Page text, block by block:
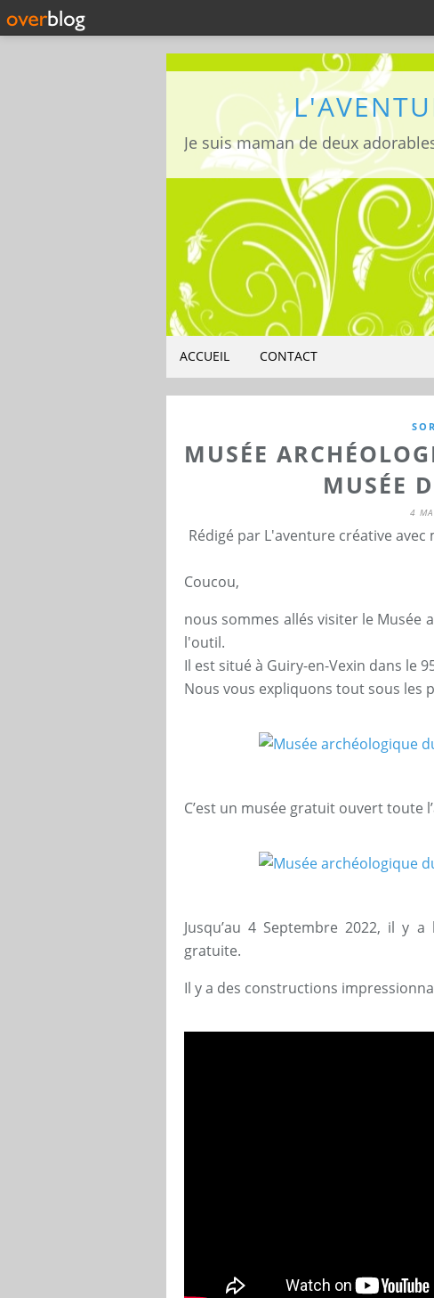
ACCUEIL CONTACT
MUSÉE
MUSÉE
4
Rédigé par L'aventure créative
Coucou,
nous sommes allés visiter le Musée
l'outil.
Il est situé à Guiry-en-Vexin dans le
Nous vous expliquons tout sous les
C’est un musée gratuit ouvert toute
Jusqu’au 4 Septembre 2022, il y a
gratuite.
Il y a des constructions